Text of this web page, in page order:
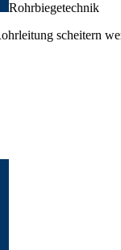
Rohrbiegetechnik
scheitern